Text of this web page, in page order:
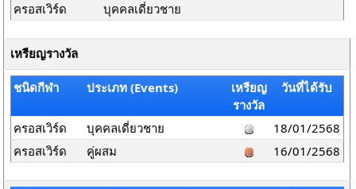
ครอสเวิร์ด
บุคคลเดี่ยวชาย
เหรียญรางวัล
ชนิดกีฬา ประเภท (Events)
เหรียญ
รางวัล
วันที่ได้รับ
ครอสเวิร์ด บุคคลเดี่ยวชาย
18/01/2568
ครอสเวิร์ด
คู่ผสม 16/01/2568